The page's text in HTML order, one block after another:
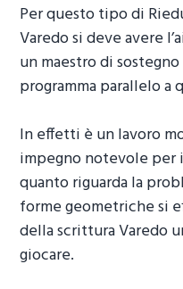
Per questo tipo di
Varedosi deve avere
un maestro di
programma parallelo a
In effetti è un lavoro
impegno notevole per
quanto riguarda la
forme geometriche si
della scrittura Varedo
giocare.